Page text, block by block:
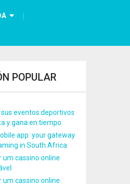
POPULAR
eventos deportivos
y gana en tiempo
app: your gateway
in South Africa
um cassino online
um cassino online